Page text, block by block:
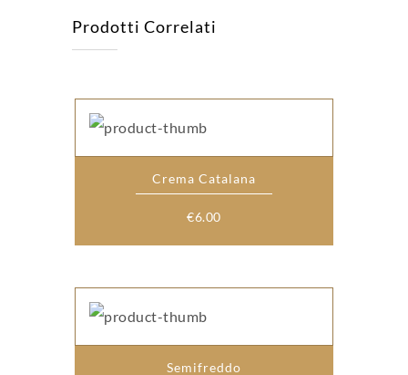
Prodotti Correlati
Crema Catalana
€6.00
Semifreddo